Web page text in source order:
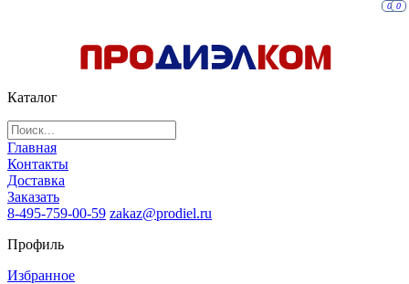
Каталог
Главная
Контакты
Доставка
Заказать
8-495-759-00-59 zakaz@prodiel.ru
Профиль
Избранное
0 0